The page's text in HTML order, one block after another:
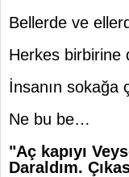
Bellerde ve
Herkes birbirine
İnsanın sokağa
Ne bu be…
"Aç kapıyı
Daraldım.